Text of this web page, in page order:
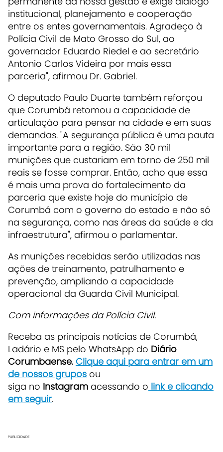
institucional, planejamento e cooperação
entre os entes governamentais. Agradeço à
Polícia Civil de Mato Grosso do Sul, ao
governador Eduardo Riedel e ao secretário
Antonio Carlos Videira por mais essa
parceria", afirmou Dr. Gabriel.
O deputado Paulo Duarte também reforçou
que Corumbá retomou a capacidade de
articulação para pensar na cidade e em suas
demandas. "A segurança pública é uma pauta
importante para a região. São 30 mil
munições que custariam em torno de 250 mil
reais se fosse comprar. Então, acho que essa
é mais uma prova do fortalecimento da
parceria que existe hoje do município de
Corumbá com o governo do estado e não só
na segurança, como nas áreas da saúde e da
infraestrutura", afirmou o parlamentar.
As munições recebidas serão utilizadas nas
ações de treinamento, patrulhamento e
prevenção, ampliando a capacidade
operacional da Guarda Civil Municipal.
Com informações da Polícia Civil.
Receba as principais notícias de Corumbá,
Ladário e MS pelo WhatsApp do Diário
Corumbaense.Clique aqui para entrar em um
de nossos grupos ou
siga no Instagram acessando o link e clicando
em seguir.
PUBLICIDADE